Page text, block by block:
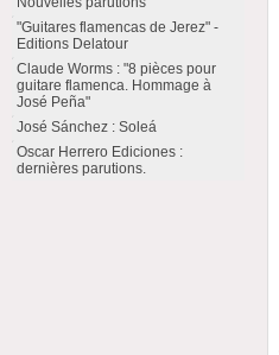
"Guitares flamencas de Jerez" -
Editions Delatour
Claude Worms : "8 pièces pour
guitare flamenca. Hommage à
José Peña"
José Sánchez : Soleá
Oscar Herrero Ediciones :
dernières parutions.